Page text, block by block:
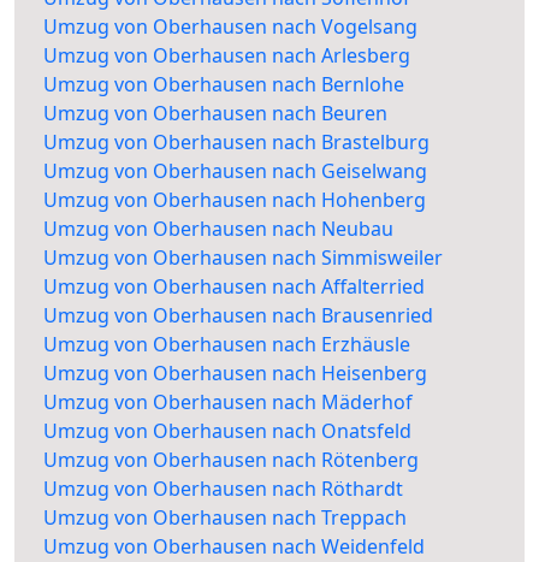
Umzug von Oberhausen nach Vogelsang
Umzug von Oberhausen nach Arlesberg
Umzug von Oberhausen nach Bernlohe
Umzug von Oberhausen nach Beuren
Umzug von Oberhausen nach Brastelburg
Umzug von Oberhausen nach Geiselwang
Umzug von Oberhausen nach Hohenberg
Umzug von Oberhausen nach Neubau
Umzug von Oberhausen nach Simmisweiler
Umzug von Oberhausen nach Affalterried
Umzug von Oberhausen nach Brausenried
Umzug von Oberhausen nach Erzhäusle
Umzug von Oberhausen nach Heisenberg
Umzug von Oberhausen nach Mäderhof
Umzug von Oberhausen nach Onatsfeld
Umzug von Oberhausen nach Rötenberg
Umzug von Oberhausen nach Röthardt
Umzug von Oberhausen nach Treppach
Umzug von Oberhausen nach Weidenfeld